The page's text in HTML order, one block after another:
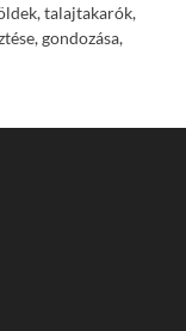
talajtakarók,
gondozása,